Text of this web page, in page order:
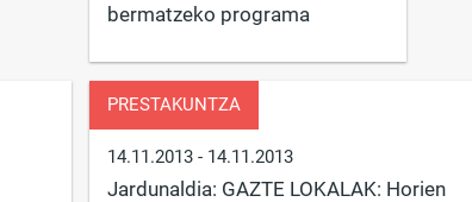
bermatzeko programa
PRESTAKUNTZA
14.11.2013- 14.11.2013
Jardunaldia: GAZTE LOKALAK: Horien